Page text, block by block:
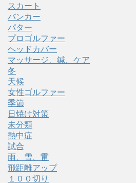
スカート
バンカー
パター
プロゴルファー
ヘッドカバー
マッサージ、鍼、ケア
冬
天候
女性ゴルファー
季節
日焼け対策
未分類
熱中症
試合
雨、雪、雷
飛距離アップ
１００切り